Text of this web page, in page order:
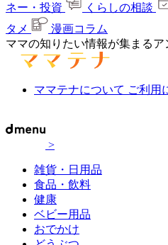
ネー・投資
くらしの相談
タメ
漫画コラム
ママの知りたい情報が集まるア
ママテナについて ご利用
>
雑貨・日用品
食品・飲料
健康
ベビー用品
おでかけ